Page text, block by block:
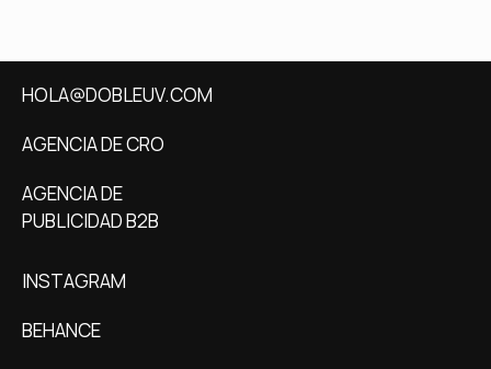
HOLA@DOBLEUV.COM
AGENCIA DE CRO
AGENCIA DE
PUBLICIDAD B2B
INSTAGRAM
BEHANCE